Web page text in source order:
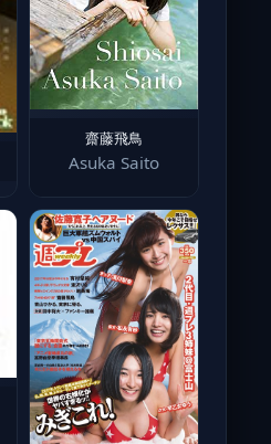
齋藤飛鳥
Asuka Saito